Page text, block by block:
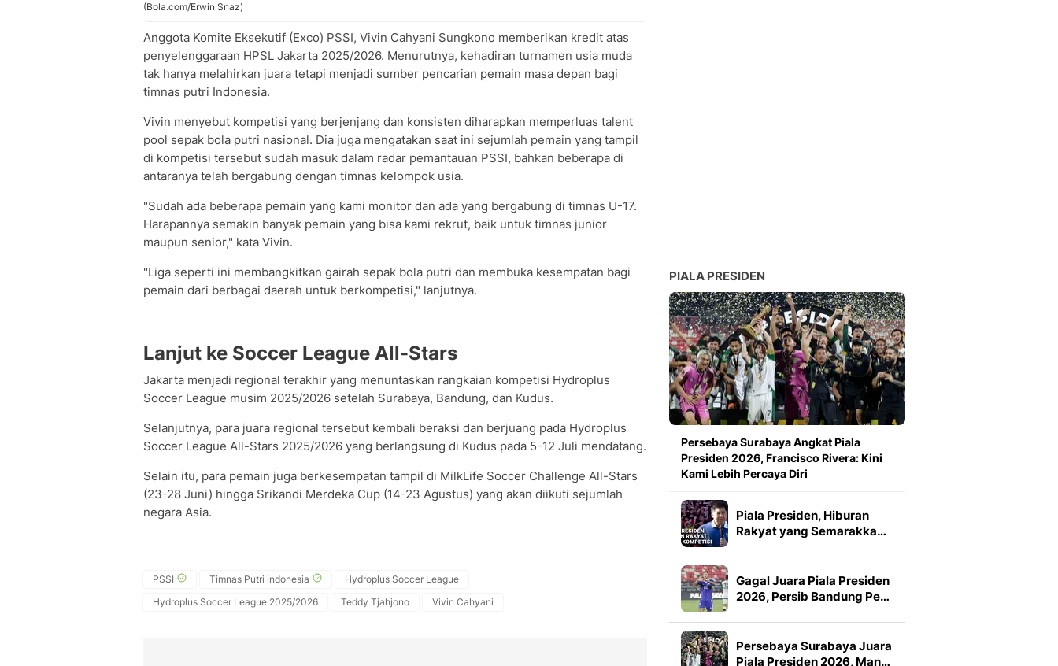
(Bola.com/Erwin Snaz)
Anggota Komite Eksekutif (Exco) PSSI, Vivin Cahyani Sungkono memberikan kredit atas
penyelenggaraan HPSL Jakarta 2025/2026. Menurutnya, kehadiran turnamen usia muda
tak hanya melahirkan juara tetapi menjadi sumber pencarian pemain masa depan bagi
timnas putri Indonesia.
Vivin menyebut kompetisi yang berjenjang dan konsisten diharapkan memperluas talent
pool sepak bola putri nasional. Dia juga mengatakan saat ini sejumlah pemain yang tampil
di kompetisi tersebut sudah masuk dalam radar pemantauan PSSI, bahkan beberapa di
antaranya telah bergabung dengan timnas kelompok usia.
"Sudah ada beberapa pemain yang kami monitor dan ada yang bergabung di timnas U-17.
Harapannya semakin banyak pemain yang bisa kami rekrut, baik untuk timnas junior
maupun senior," kata Vivin.
"Liga seperti ini membangkitkan gairah sepak bola putri dan membuka kesempatan bagi
pemain dari berbagai daerah untuk berkompetisi," lanjutnya.
Lanjut ke Soccer League All-Stars
Jakarta menjadi regional terakhir yang menuntaskan rangkaian kompetisi Hydroplus
Soccer League musim 2025/2026 setelah Surabaya, Bandung, dan Kudus.
Selanjutnya, para juara regional tersebut kembali beraksi dan berjuang pada Hydroplus
Soccer League All-Stars 2025/2026 yang berlangsung di Kudus pada 5-12 Juli mendatang.
Selain itu, para pemain juga berkesempatan tampil di MilkLife Soccer Challenge All-Stars
(23-28 Juni) hingga Srikandi Merdeka Cup (14-23 Agustus) yang akan diikuti sejumlah
negara Asia.
PSSI Timnas Putri indonesia
Hydroplus Soccer League
Hydroplus Soccer League 2025/2026
Teddy Tjahjono Vivin Cahyani
PIALA PRESIDEN
Persebaya Surabaya Angkat Piala
Presiden 2026, Francisco Rivera: Kini
Kami Lebih Percaya Diri
Piala Presiden, Hiburan
Rakyat yang Semarakka…
Gagal Juara Piala Presiden
2026, Persib Bandung Pe…
Persebaya Surabaya Juara
Piala Presiden 2026, Man…